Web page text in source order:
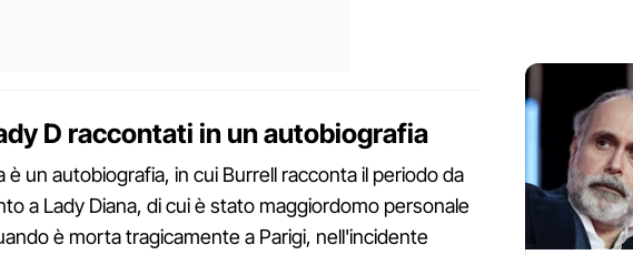
D raccontati in un autobiografia
è un autobiografia, in cui Burrell racconta il periodo da
a Lady Diana, di cui è stato maggiordomo personale
è morta tragicamente a Parigi, nell'incidente